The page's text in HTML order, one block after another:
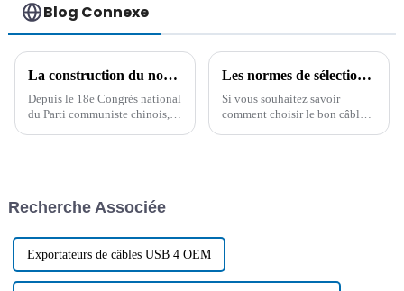
Blog Connexe
La construction du nouveau système énergétique chinois s'accélère et l'industrie des nouvelles énergies est en plein essor
Depuis le 18e Congrès national
du Parti communiste chinois, la
continuellement renforcés.
Les normes de sélection du câble allume-cigare de voiture et ses précautions d'utilisation
Si vous souhaitez savoir
comment choisir le bon câble
Recherche Associée
Exportateurs de câbles USB 4 OEM